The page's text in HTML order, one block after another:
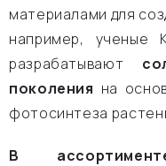
материалами для
например, ученые
разрабатывают
поколения на
фотосинтеза
В